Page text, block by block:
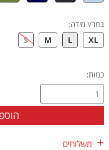
בחר/י מידה:
XL
L
M
S
כמות:
משלוחים